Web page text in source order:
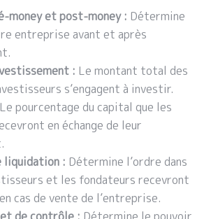
money et post-money : Détermine
entreprise avant et après
: Le montant total des
s’engagent à investir.
Le pourcentage du capital que les
en échange de leur
liquidation : Détermine l’ordre dans
et les fondateurs recevront
cas de vente de l’entreprise.